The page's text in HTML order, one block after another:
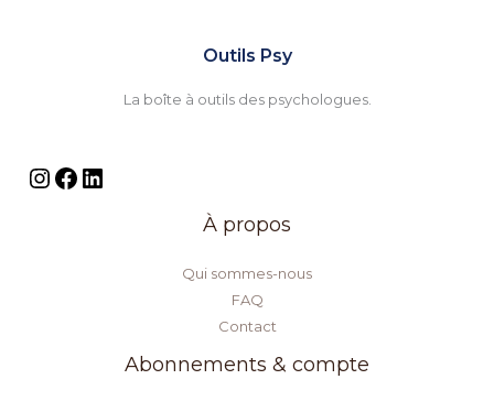
Outils Psy
La boîte à outils des psychologues.
À propos
Qui sommes-nous
FAQ
Contact
Abonnements & compte